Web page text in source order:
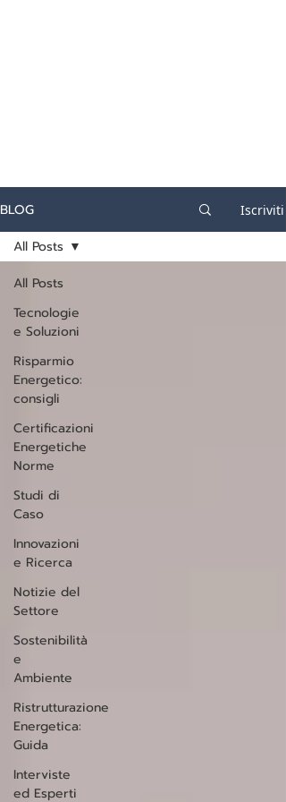
BLOG Iscriviti
All Posts
Tecnologie
e Soluzioni
Risparmio
Energetico:
consigli
Certificazioni
Energetiche
Norme
Studi di
Caso
Innovazioni
e Ricerca
Notizie del
Settore
Sostenibilità
e
Ambiente
Ristrutturazione
Energetica:
Guida
Interviste
ed Esperti
All Posts